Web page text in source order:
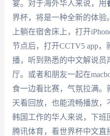
宴。对于海外华人来说，用
界杯，将是一种全新的体
上躺在宿舍床上，打开
节点后，打开CCTV5 app
播，听到熟悉的中文解说员
厅。或者和朋友一起在
食一边看比赛，气氛拉满。
天看回放，也能流畅播放，
韩国工作的华人来说，下班
腾讯体育，看世界杯中文直